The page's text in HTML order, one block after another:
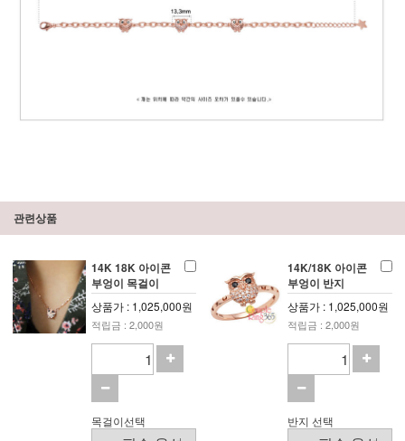
관련상품
14K 18K 아이콘
부엉이 목걸이
상품가 : 1,025,000원
적립금 : 2,000원
목걸이선택
14K/18K 아이콘
부엉이 반지
상품가 : 1,025,000원
적립금 : 2,000원
반지 선택